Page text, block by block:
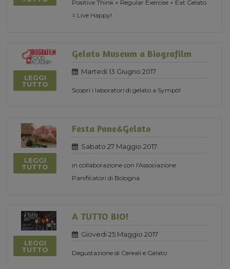
Positive Think + Regular Exercise + Eat Gelato
= Live Happy!
LEGGI
TUTTO
Gelato Museum a Biografilm
Martedi 13 Giugno 2017
Scopri i laboratori di gelato a Sympò!
LEGGI
TUTTO
Festa Pane&Gelato
Sabato 27 Maggio 2017
in collaborazione con l'Associazione
Panificatori di Bologna
LEGGI
TUTTO
A TUTTO BIO!
Giovedi 25 Maggio 2017
Degustazione di Cereali e Gelato